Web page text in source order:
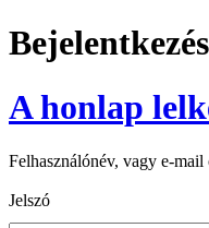
Bejelentkezés
A honlap
Felhasználónév, vagy e-mail
Jelszó